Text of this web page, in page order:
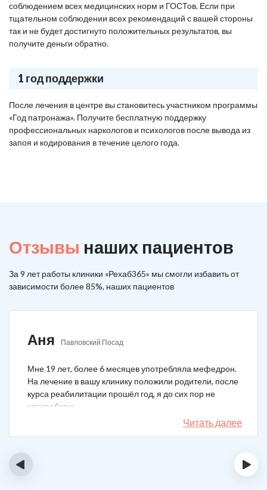
соблюдением всех медицинских норм и ГОСТов. Если при
тщательном соблюдении всех рекомендаций с вашей стороны
так и не будет достигнуто положительных результатов, вы
получите деньги обратно.
1 год поддержки
После лечения в центре вы становитесь участником программы
«Год патронажа». Получите бесплатную поддержку
профессиональных наркологов и психологов после вывода из
запоя и кодирования в течение целого года.
Отзывы наших пациентов
За 9 лет работы клиники «Рехаб365» мы смогли избавить от
зависимости более 85%, наших пациентов
Аня Павловский Посад
Мне 19 лет, более 6 месяцев употребляла мефедрон.
На лечение в вашу клинику положили родители, после
курса реабилитации прошёл год, я до сих пор не
употребляю.
Читать далее
‹ ›